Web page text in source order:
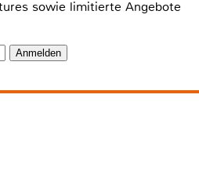
sowie limitierte Angebote